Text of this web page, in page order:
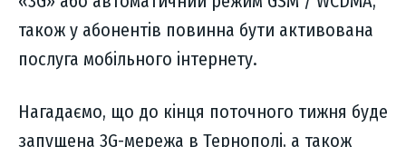
також у абонентів повинна бути активована
послуга мобільного інтернету.
Нагадаємо, що до кінця поточного тижня буде
запущена 3G-мережа в Тернополі, а також